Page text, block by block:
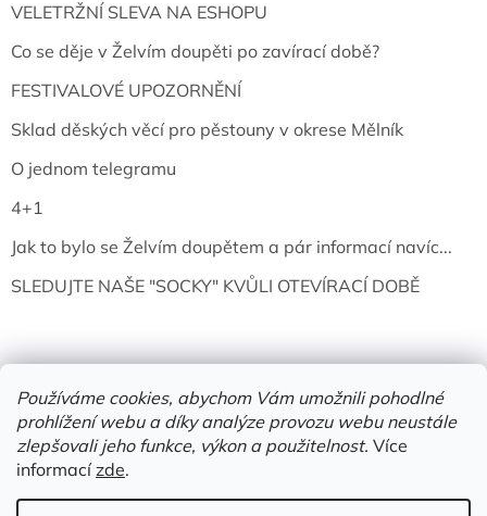
Používáme cookies, abychom Vám umožnili pohodlné
prohlížení webu a díky analýze provozu webu neustále
zlepšovali jeho funkce, výkon a použitelnost. Více
informacízde.
VELETRŽNÍ SLEVA NA ESHOPU
Co se děje v Želvím doupěti po zavírací době?
FESTIVALOVÉ UPOZORNĚNÍ
Sklad děských věcí pro pěstouny v okrese Mělník
O jednom telegramu
4+1
Jak to bylo se Želvím doupětem a pár informací navíc...
SLEDUJTE NAŠE "SOCKY" KVŮLI OTEVÍRACÍ DOBĚ
Vytvořil Shoptet